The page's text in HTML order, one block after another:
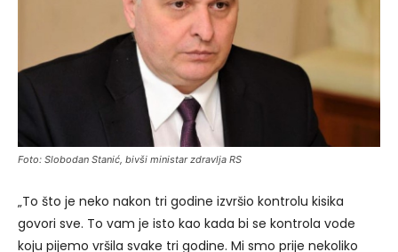
Foto: Slobodan Stanić, bivši ministar zdravlja RS
„To što je neko nakon tri godine izvršio kontrolu kisika
govori sve. To vam je isto kao kada bi se kontrola vode
koju pijemo vršila svake tri godine. Mi smo prije nekoliko